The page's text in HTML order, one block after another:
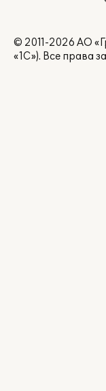
© 2011-2026 АО
«1С»). Все права